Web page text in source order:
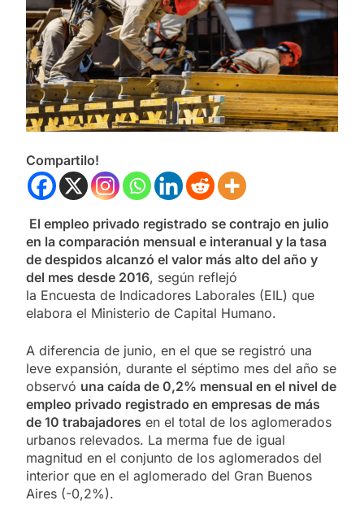
Compartilo!
El empleo privado registrado se contrajo en julio
en la comparación mensual e interanual y la tasa
de despidos alcanzó el valor más alto del año y
del mes desde 2016, según reflejó
la Encuesta de Indicadores Laborales (EIL) que
elabora el Ministerio de Capital Humano.
A diferencia de junio, en el que se registró una
leve expansión, durante el séptimo mes del año se
observó una caída de 0,2% mensual en el nivel de
empleo privado registrado en empresas de más
de 10 trabajadores en el total de los aglomerados
urbanos relevados. La merma fue de igual
magnitud en el conjunto de los aglomerados del
interior que en el aglomerado del Gran Buenos
Aires (-0,2%).